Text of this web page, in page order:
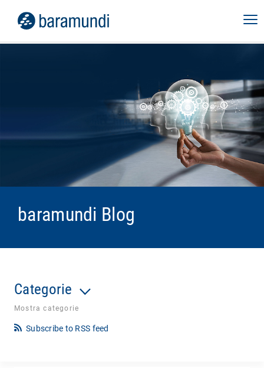
baramundi Blog
Categorie
Mostra categorie
Subscribe to RSS feed